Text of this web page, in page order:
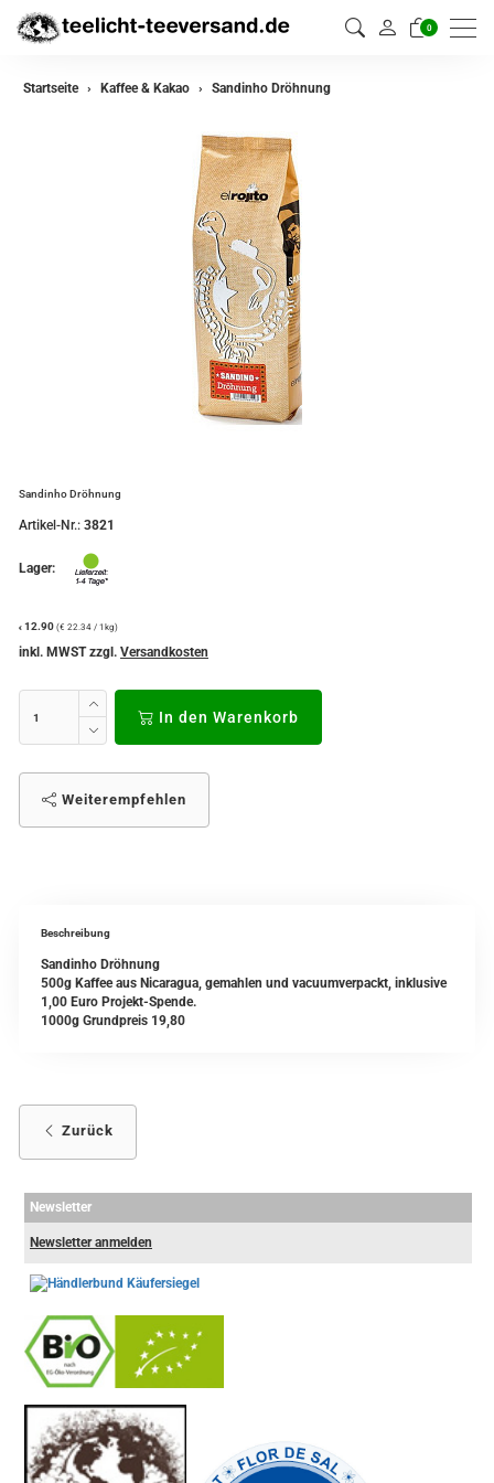
0
Startseite Kaffee & Kakao Sandinho Dröhnung
Sandinho Dröhnung
Artikel-Nr.: 3821
Lager:
€ 12.90 (€ 22.34 / 1kg)
inkl. MWST zzgl. Versandkosten
In den Warenkorb
Weiterempfehlen
Beschreibung
Sandinho Dröhnung
500g Kaffee aus Nicaragua, gemahlen und vacuumverpackt, inklusive
1,00 Euro Projekt-Spende.
1000g Grundpreis 19,80
Zurück
Newsletter
Newsletter anmelden